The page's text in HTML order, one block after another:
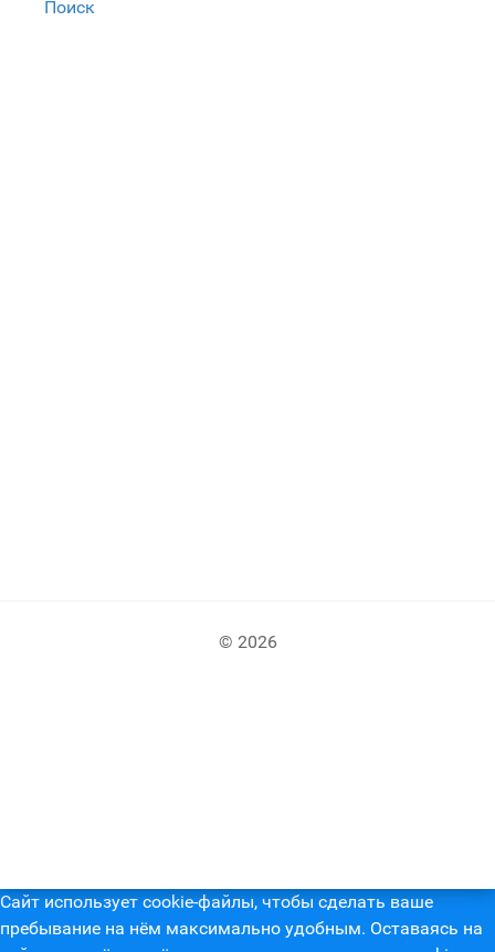
Поиск
© 2026
Сайт использует cookie-файлы, чтобы сделать ваше
пребывание на нём максимально удобным. Оставаясь на